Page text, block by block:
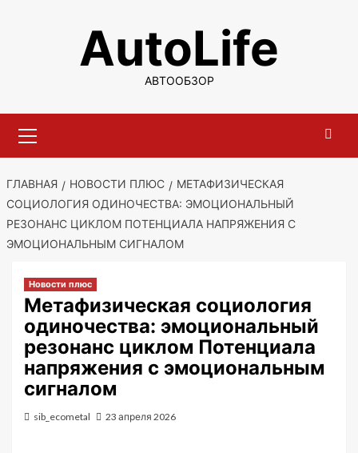
содержимомуAutoLife
АВТООБЗОР
меню
ГЛАВНАЯ НОВОСТИ ПЛЮС
МЕТАФИЗИЧЕСКАЯ
СОЦИОЛОГИЯ ОДИНОЧЕСТВА: ЭМОЦИОНАЛЬНЫЙ
РЕЗОНАНС ЦИКЛОМ ПОТЕНЦИАЛА НАПРЯЖЕНИЯ С
ЭМОЦИОНАЛЬНЫМ СИГНАЛОМ
Новости плюс
Метафизическая социология
одиночества: эмоциональный
резонанс циклом Потенциала
напряжения с эмоциональным
сигналом
sib_ecometal 23 апреля 2026